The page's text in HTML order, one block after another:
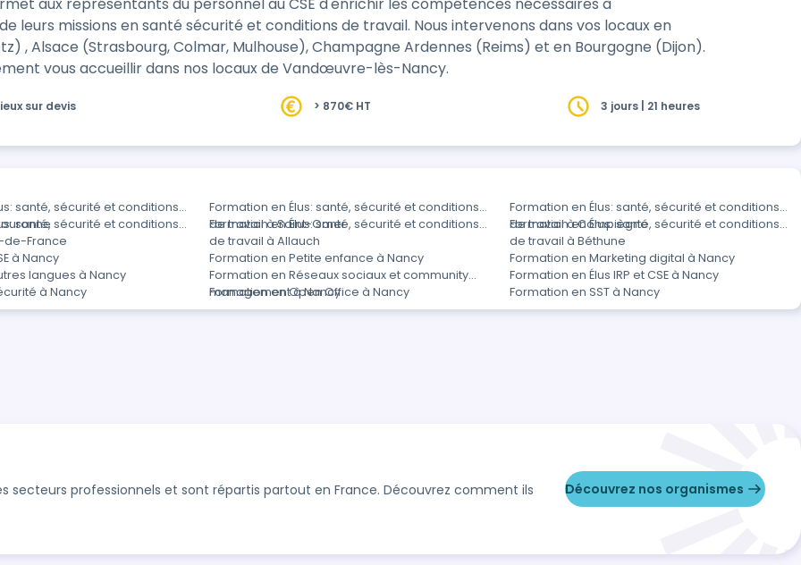
leurs missions en santé sécurité et conditions de travail. Nous intervenons dans vos locaux en
Colmar, Mulhouse), Champagne Ardennes (Reims) et en Bourgogne (Dijon).
vous accueillir dans nos locaux de Vandœuvre-lès-Nancy.
sur devis > 870€ HT 3 jours | 21 heures
santé, sécurité et conditions
Formation en Élus: santé, sécurité et conditions
de travail à Saint-Omer
Formation en Élus: santé, sécurité et conditions
de travail à Compiègne
santé, sécurité et conditions
de-France
Formation en Élus: santé, sécurité et conditions
de travail à Allauch
Formation en Élus: santé, sécurité et conditions
de travail à Béthune
à Nancy Formation en Petite enfance à Nancy
Formation en Marketing digital à Nancy
langues à Nancy
Formation en Réseaux sociaux et community
management à Nancy
Formation en Élus IRP et CSE à Nancy
à Nancy Formation en Open Office à Nancy Formation en SST à Nancy
secteurs professionnels et sont répartis partout en France. Découvrez comment ils
Découvrez nos organismes